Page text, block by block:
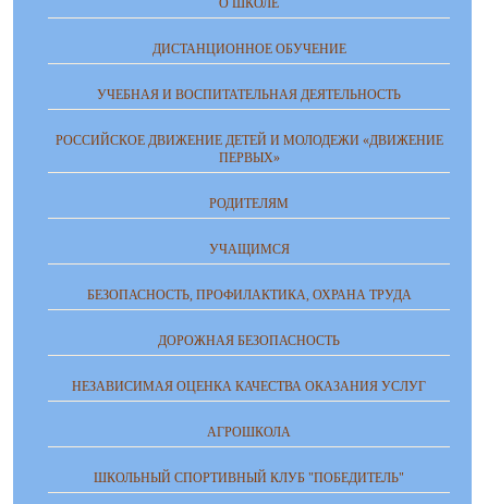
О ШКОЛЕ
ДИСТАНЦИОННОЕ ОБУЧЕНИЕ
УЧЕБНАЯ И ВОСПИТАТЕЛЬНАЯ ДЕЯТЕЛЬНОСТЬ
РОССИЙСКОЕ ДВИЖЕНИЕ ДЕТЕЙ И МОЛОДЕЖИ «ДВИЖЕНИЕ
ПЕРВЫХ»
РОДИТЕЛЯМ
УЧАЩИМСЯ
БЕЗОПАСНОСТЬ, ПРОФИЛАКТИКА, ОХРАНА ТРУДА
ДОРОЖНАЯ БЕЗОПАСНОСТЬ
НЕЗАВИСИМАЯ ОЦЕНКА КАЧЕСТВА ОКАЗАНИЯ УСЛУГ
АГРОШКОЛА
ШКОЛЬНЫЙ СПОРТИВНЫЙ КЛУБ "ПОБЕДИТЕЛЬ"